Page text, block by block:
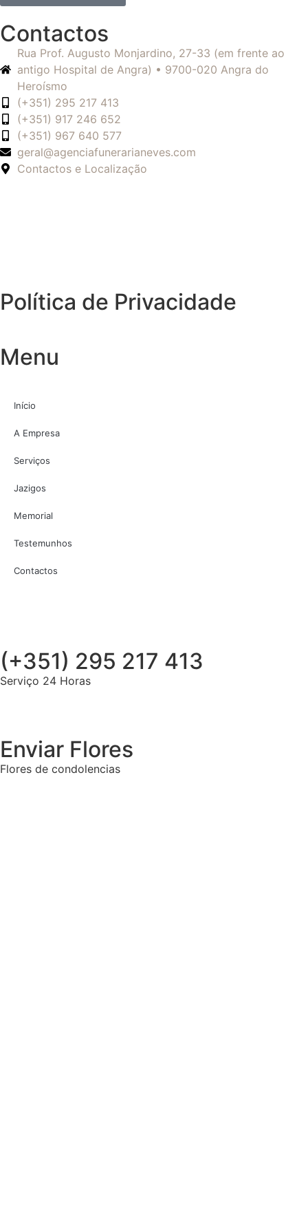
Contactos
Rua Prof. Augusto Monjardino, 27-33 (em frente ao
antigo Hospital de Angra) • 9700-020 Angra do
Heroísmo
(+351) 295 217 413
(+351) 917 246 652
(+351) 967 640 577
geral@agenciafunerarianeves.com
Contactos e Localização
Política de Privacidade
Menu
Início
A Empresa
Serviços
Jazigos
Memorial
Testemunhos
Contactos
(+351) 295 217 413
Serviço 24 Horas
Enviar Flores
Flores de condolencias